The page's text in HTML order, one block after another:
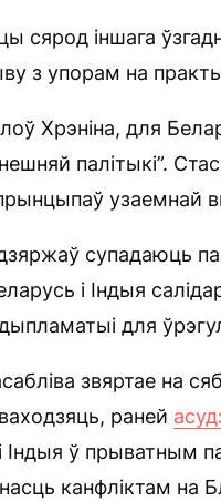
сярод іншага
з упорам на
Хрэніна, для
палітыкі”.
узаемнай
супадаюць
і Індыя
для
звяртае на
раней
Індыя ў прыватным
канфліктам на